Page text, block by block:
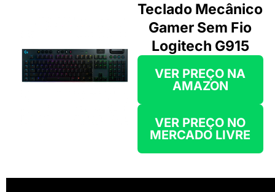
Teclado Mecânico
Gamer Sem Fio
Logitech G915
VER PREÇO NA
AMAZON
VER PREÇO NO
MERCADO LIVRE